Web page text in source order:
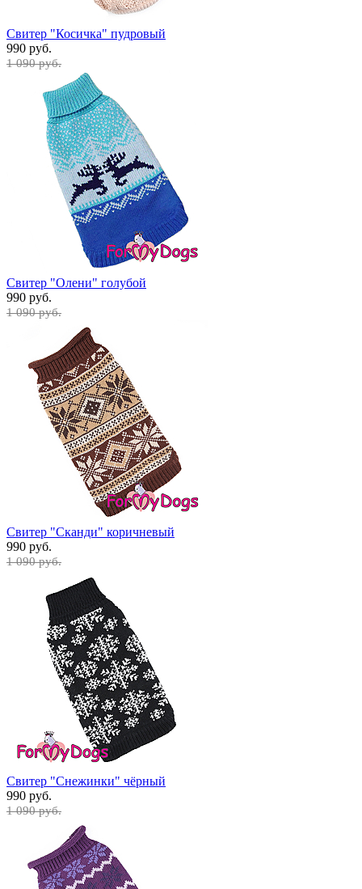
Свитер "Косичка" пудровый
990 руб.
1 090 руб.
Свитер "Олени" голубой
990 руб.
1 090 руб.
Свитер "Сканди" коричневый
990 руб.
1 090 руб.
Свитер "Снежинки" чёрный
990 руб.
1 090 руб.